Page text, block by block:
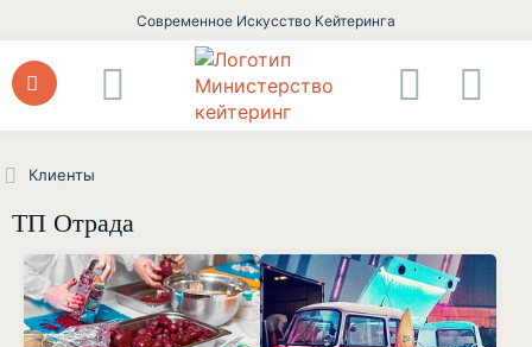
Современное Искусство Кейтеринга
Клиенты
ТП Отрада